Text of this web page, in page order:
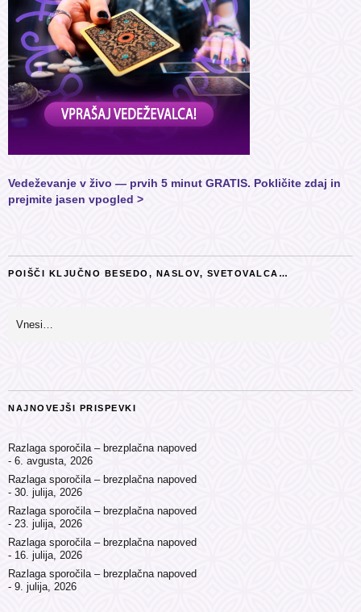
Vedeževanje v živo — prvih 5 minut GRATIS. Pokličite zdaj in
prejmite jasen vpogled >
POIŠČI KLJUČNO BESEDO, NASLOV, SVETOVALCA…
NAJNOVEJŠI PRISPEVKI
Razlaga sporočila – brezplačna napoved
6. avgusta, 2026
Razlaga sporočila – brezplačna napoved
30. julija, 2026
Razlaga sporočila – brezplačna napoved
23. julija, 2026
Razlaga sporočila – brezplačna napoved
16. julija, 2026
Razlaga sporočila – brezplačna napoved
9. julija, 2026